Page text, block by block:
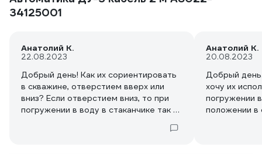
34125001
Анатолий К.
22.08.2023
Добрый день! Как их сориентировать
в скважине, отверстием вверх или
вниз? Если отверстием вниз, то при
погружении в воду в стаканчике так и
Анатолий К.
20.08.2023
Добрый
хочу их
погружении
положении в